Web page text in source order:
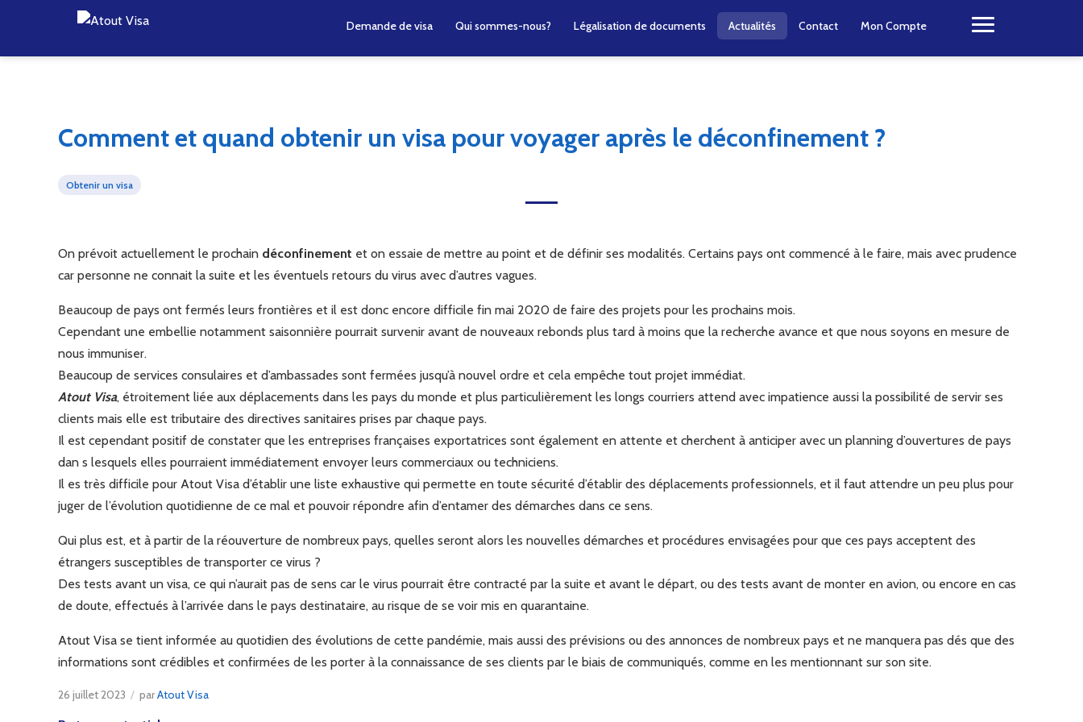
Demande de visa Qui sommes-nous? Légalisation de documents Actualités Contact Mon Compte
Comment et quand obtenir un visa pour voyager après le déconfinement ?
Obtenir un visa
On prévoit actuellement le prochain déconfinement et on essaie de mettre au point et de définir ses modalités. Certains pays ont commencé à le faire, mais avec prudence
car personne ne connait la suite et les éventuels retours du virus avec d’autres vagues.
Beaucoup de pays ont fermés leurs frontières et il est donc encore difficile fin mai 2020 de faire des projets pour les prochains mois.
Cependant une embellie notamment saisonnière pourrait survenir avant de nouveaux rebonds plus tard à moins que la recherche avance et que nous soyons en mesure de
nous immuniser.
Beaucoup de services consulaires et d’ambassades sont fermées jusqu’à nouvel ordre et cela empêche tout projet immédiat.
Atout Visa, étroitement liée aux déplacements dans les pays du monde et plus particulièrement les longs courriers attend avec impatience aussi la possibilité de servir ses
clients mais elle est tributaire des directives sanitaires prises par chaque pays.
Il est cependant positif de constater que les entreprises françaises exportatrices sont également en attente et cherchent à anticiper avec un planning d’ouvertures de pays
dan s lesquels elles pourraient immédiatement envoyer leurs commerciaux ou techniciens.
Il es très difficile pour Atout Visa d’établir une liste exhaustive qui permette en toute sécurité d’établir des déplacements professionnels, et il faut attendre un peu plus pour
juger de l’évolution quotidienne de ce mal et pouvoir répondre afin d’entamer des démarches dans ce sens.
Qui plus est, et à partir de la réouverture de nombreux pays, quelles seront alors les nouvelles démarches et procédures envisagées pour que ces pays acceptent des
étrangers susceptibles de transporter ce virus ?
Des tests avant un visa, ce qui n’aurait pas de sens car le virus pourrait être contracté par la suite et avant le départ, ou des tests avant de monter en avion, ou encore en cas
de doute, effectués à l’arrivée dans le pays destinataire, au risque de se voir mis en quarantaine.
Atout Visa se tient informée au quotidien des évolutions de cette pandémie, mais aussi des prévisions ou des annonces de nombreux pays et ne manquera pas dés que des
informations sont crédibles et confirmées de les porter à la connaissance de ses clients par le biais de communiqués, comme en les mentionnant sur son site.
26 juillet 2023 / parAtout Visa